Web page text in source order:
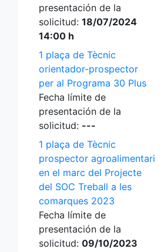
presentación de la
solicitud: 18/07/2024
14:00 h
1 plaça de Tècnic
orientador-prospector
per al Programa 30 Plus
Fecha límite de
presentación de la
solicitud: ---
1 plaça de Tècnic
prospector agroalimentari
en el marc del Projecte
del SOC Treball a les
comarques 2023
Fecha límite de
presentación de la
solicitud: 09/10/2023